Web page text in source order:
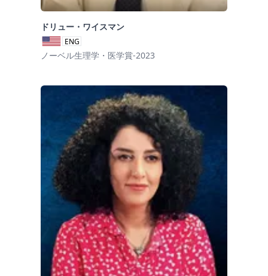
ドリュー・ワイスマン
ENG
ノーベル生理学・医学賞-2023